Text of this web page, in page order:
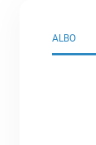
ALBO